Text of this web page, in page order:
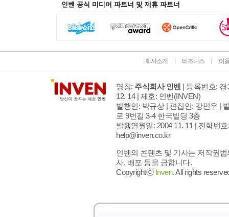
인벤 공식 미디어 파트너 및 제휴 파트너
회사소개 비즈니스 이
명칭: 주식회사 인벤 | 등록번호:
12. 14 | 제호: 인벤(INVEN)
발행인: 박규상 | 편집인: 강민우 |
로 9번길 3-4 한국빌딩 3층
발행연월일: 2004 11. 11 | 전화번호
help@inven.co.kr
인벤의 콘텐츠 및 기사는 저작권
사, 배포 등을 금합니다.
Copyrightⓒ Inven.All rights